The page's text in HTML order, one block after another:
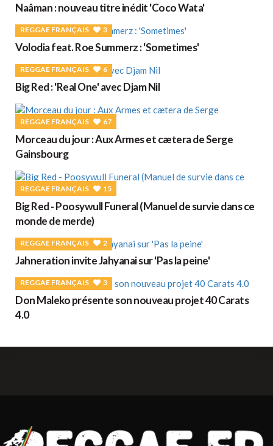
Naâman : nouveau titre inédit 'Coco Wata'
REGGAE FRANÇAIS 3
Volodia feat. Roe Summerz : 'Sometimes'
REGGAE FRANÇAIS 6
Big Red : 'Real One' avec Djam Nil
REGGAE FRANÇAIS 67
Morceau du jour : Aux Armes et cætera de Serge
Gainsbourg
REGGAE FRANÇAIS 15
Big Red - Poosywull Funeral (Manuel de survie dans ce
monde de merde)
REGGAE FRANÇAIS 2
Jahneration invite Jahyanai sur 'Pas la peine'
REGGAE FRANÇAIS 3
Don Maleko présente son nouveau projet 40 Carats
4.0